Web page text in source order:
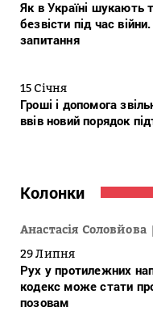
Як в Україні шукають
безвісти під час
запитання
15 Січня
Гроші і допомога
ввів новий порядок
Колонки
Анастасія Соловйова
29 Липня
Рух у протилежних
кодекс може стати
позовам